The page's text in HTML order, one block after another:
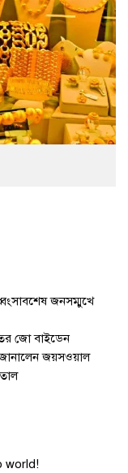
জনসম্মুখে
জো বাইডেন
জানালেন জয়সওয়াল
world!